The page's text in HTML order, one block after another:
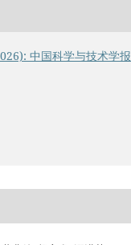
中国科学与技术学报